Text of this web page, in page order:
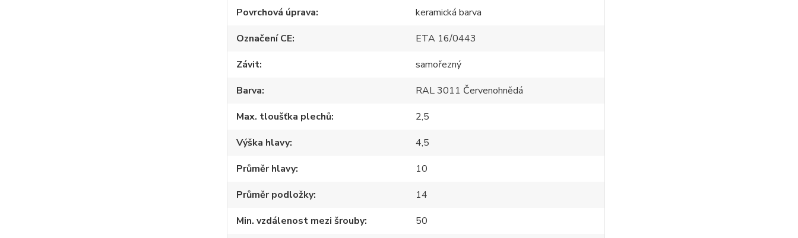
Povrchová úprava
keramická barva
Označení CE
ETA 16/0443
Závit
samořezný
Barva
RAL 3011 Červenohnědá
Max. tloušťka plechů
2,5
Výška hlavy
4,5
Průměr hlavy
10
Průměr podložky
14
Min. vzdálenost mezi šrouby
50